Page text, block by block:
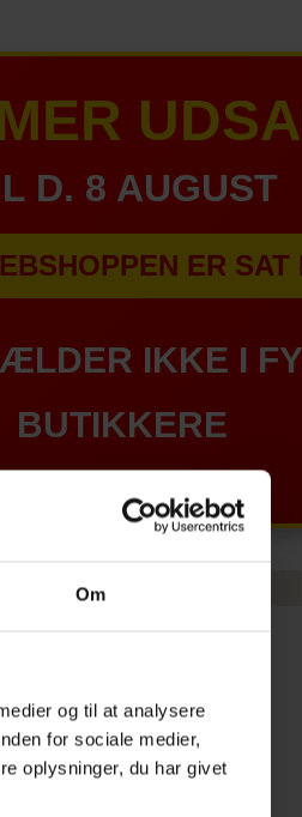
Om
og til at analysere
for sociale medier,
oplysninger, du har givet
D. 8 AUGUST
ER SAT
IKKE I
BUTIKKERE